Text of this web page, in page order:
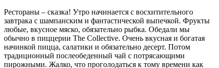
Рестораны – сказка! Утро начинается с восхитительного
завтрака с шампанским и фантастической выпечкой. Фрукты
любые, вкусное мяско, обязательно рыбка. Обедали мы
обычно в пиццерии The Collective. Очень вкусная и богатая
начинкой пицца, салатики и обязательно десерт. Потом
традиционный послеобеденный чай с потрясающими
пирожными. Жалко, что проголодаться к тому времени как